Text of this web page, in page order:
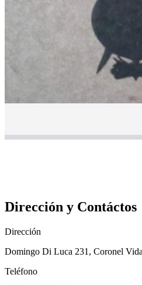
Dirección y Contáctos
Dirección
Domingo Di Luca 231, Coronel
Teléfono